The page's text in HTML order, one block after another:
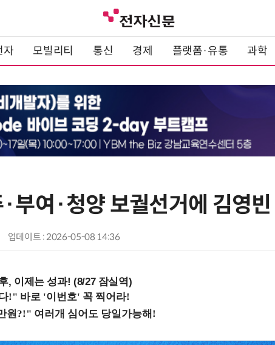
자 모빌리티 통신 경제 플랫폼·유통 과학
부여·청양 보궐선거에 김영
업데이트 : 2026-05-08 14:36
, 이제는 성과! (8/27 잠실역)